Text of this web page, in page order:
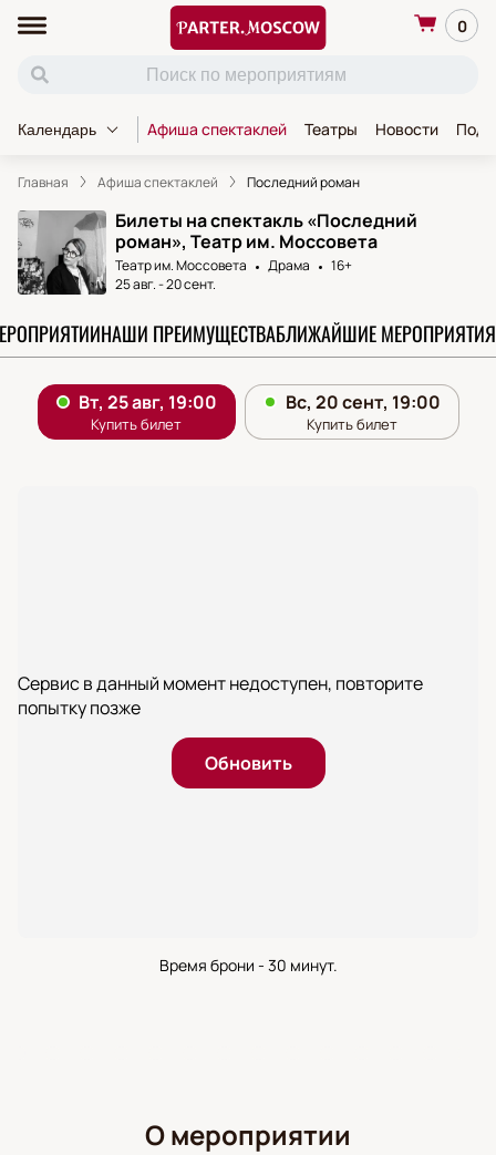
0
Календарь Афиша спектаклей Театры Новости
Главная Афиша спектаклей Последний роман
Билеты на спектакль «Последний
роман», Театр им. Моссовета
Театр им. Моссовета Драма
16+
25 авг.-20 сент.
НАШИ ПРЕИМУЩЕСТВАБЛИЖАЙШИЕ МЕРОПРИЯТИЯ
Сервис в данный момент недоступен, повторите
попытку позже
Обновить
Время брони - 30 минут.
О мероприятии